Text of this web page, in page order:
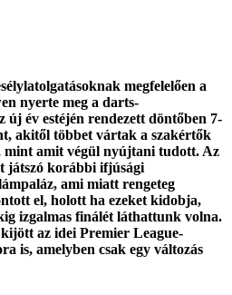
megfelelően a
nyerte meg a darts-
új év estéjén rendezett döntőben 7-
akitől többet vártak a szakértők
mint amit végül nyújtani tudott. Az
játszó korábbi ifjúsági
ami miatt rengeteg
el, holott ha ezeket kidobja,
izgalmas finálét láthattunk volna.
az idei Premier League-
is, amelyben csak egy változás